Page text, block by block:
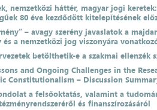
nemzetközi háttér, magyar jogi
80 éve kezdődött kitelepítésének
– avagy szerény javaslatok a
a nemzetközi jog viszonyára
betölthetik-e a szakmai ellenzék
and Ongoing Challenges in the
Constitutionalism – Discussion
a felsőoktatás, valamint a
és finanszírozásáról